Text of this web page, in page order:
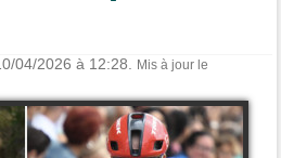
04/2026 à 12:28.
Mis à jour le